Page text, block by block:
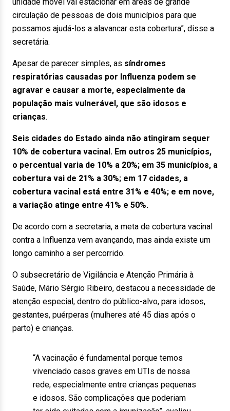
circulação de pessoas de dois municípios para que
possamos ajudá-los a alavancar esta cobertura”, disse a
secretária.
Apesar de parecer simples, as síndromes
respiratórias causadas por Influenza podem se
agravar e causar a morte, especialmente da
população mais vulnerável, que são idosos e
crianças.
Seis cidades do Estado ainda não atingiram sequer
10% de cobertura vacinal. Em outros 25 municípios,
o percentual varia de 10% a 20%; em 35 municípios, a
cobertura vai de 21% a 30%; em 17 cidades, a
cobertura vacinal está entre 31% e 40%; e em nove,
a variação atinge entre 41% e 50%.
De acordo com a secretaria, a meta de cobertura vacinal
contra a Influenza vem avançando, mas ainda existe um
longo caminho a ser percorrido.
O subsecretário de Vigilância e Atenção Primária à
Saúde, Mário Sérgio Ribeiro, destacou a necessidade de
atenção especial, dentro do público-alvo, para idosos,
gestantes, puérperas (mulheres até 45 dias após o
parto) e crianças.
“A vacinação é fundamental porque temos
vivenciado casos graves em UTIs de nossa
rede, especialmente entre crianças pequenas
e idosos. São complicações que poderiam